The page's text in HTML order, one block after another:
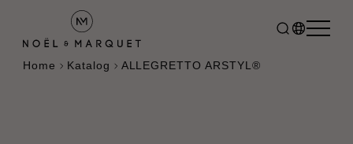
Home Katalog ALLEGRETTO ARSTYL®